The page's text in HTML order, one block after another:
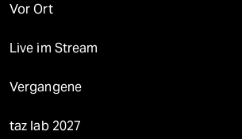
Vor Ort
Live im Stream
Vergangene
taz lab 2027